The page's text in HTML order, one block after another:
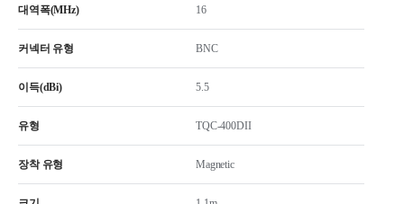
대역폭(MHz) 16
커넥터 유형 BNC
이득(dBi) 5.5
유형 TQC-400DII
장착 유형 Magnetic